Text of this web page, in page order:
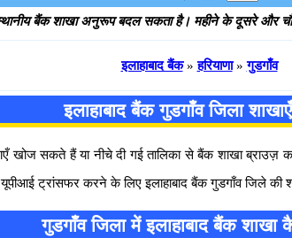
बैंक शाखा अनुरूप बदल सकता है। महीने के दूसरे और
इलाहाबाद बैंक » हरियाणा » गुडगाँव
इलाहाबाद बैंक गुडगाँव जिला
खोज सकते हैं या नीचे दी गई तालिका से बैंक शाखा ब्राउज़
ट्रांसफर करने के लिए इलाहाबाद बैंक गुडगाँव जिले की
गुडगाँव जिला में इलाहाबाद बैंक